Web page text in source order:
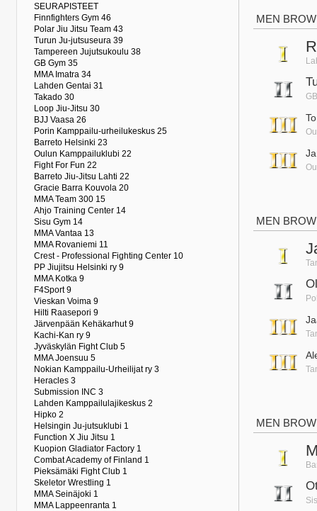
SEURAPISTEET
Finnfighters Gym 46
Polar Jiu Jitsu Team 43
Turun Ju-jutsuseura 39
Tampereen Jujutsukoulu 38
GB Gym 35
MMA Imatra 34
Lahden Gentai 31
Takado 30
Loop Jiu-Jitsu 30
BJJ Vaasa 26
Porin Kamppailu-urheilukeskus 25
Barreto Helsinki 23
Oulun Kamppailuklubi 22
Fight For Fun 22
Barreto Jiu-Jitsu Lahti 22
Gracie Barra Kouvola 20
MMA Team 300 15
Ahjo Training Center 14
Sisu Gym 14
MMA Vantaa 13
MMA Rovaniemi 11
Crest - Professional Fighting Center 10
PP Jiujitsu Helsinki ry 9
MMA Kotka 9
F4Sport 9
Vieskan Voima 9
Hilti Raasepori 9
Järvenpään Kehäkarhut 9
Kachi-Kan ry 9
Jyväskylän Fight Club 5
MMA Joensuu 5
Nokian Kamppailu-Urheilijat ry 3
Heracles 3
Submission INC 3
Lahden Kamppailulajikeskus 2
Hipko 2
Helsingin Ju-jutsuklubi 1
Function X Jiu Jitsu 1
Kuopion Gladiator Factory 1
Combat Academy of Finland 1
Pieksämäki Fight Club 1
Skeletor Wrestling 1
MMA Seinäjoki 1
MMA Lappeenranta 1
MEN
MEN
MEN